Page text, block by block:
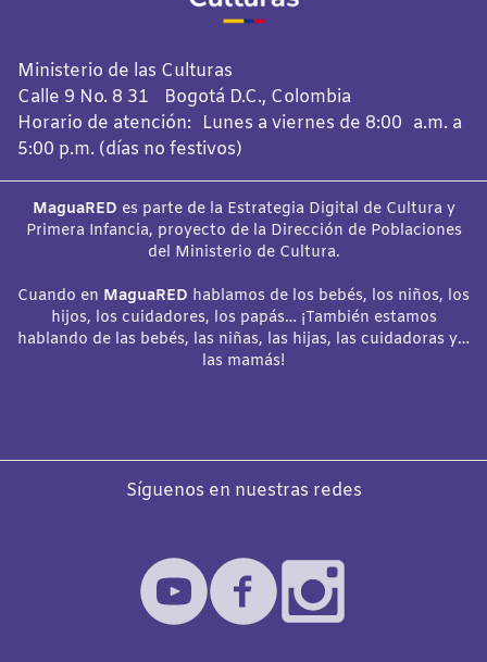
Ministerio de las Culturas
Calle 9 No. 8 31 Bogotá D.C., Colombia
Horario de atención: Lunes a viernes de 8:00 a.m. a
5:00 p.m. (días no festivos)
MaguaRED es parte de la Estrategia Digital de Cultura y
Primera Infancia, proyecto de la Dirección de Poblaciones
del Ministerio de Cultura.
Cuando en MaguaRED hablamos de los bebés, los niños, los
hijos, los cuidadores, los papás… ¡También estamos
hablando de las bebés, las niñas, las hijas, las cuidadoras y…
las mamás!
Síguenos en nuestras redes